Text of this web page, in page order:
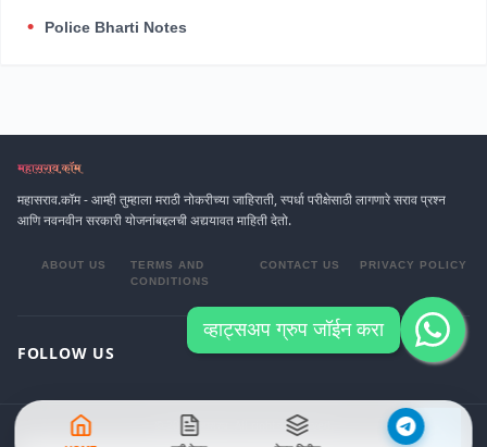
Police Bharti Notes
महासराव.कॉम - आम्ही तुम्हाला मराठी नोकरीच्या जाहिराती, स्पर्धा परीक्षेसाठी लागणारे सराव प्रश्न
आणि नवनवीन सरकारी योजनांबद्दलची अद्ययावत माहिती देतो.
ABOUT US
TERMS AND
CONDITIONS
CONTACT US PRIVACY POLICY
FOLLOW US
© 2026 महासराव. All rights reserved.
व्हाट्सअप ग्रुप जॉईन करा